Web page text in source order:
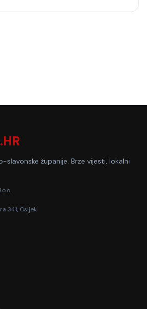
.HR
slavonske županije. Brze vijesti, lokalni
341, Osijek